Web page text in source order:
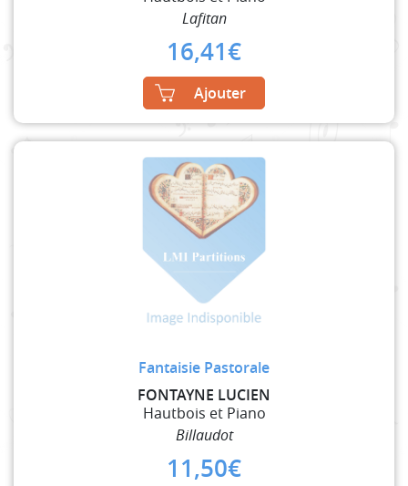
Lafitan
16,41€
Ajouter
Fantaisie Pastorale
FONTAYNE LUCIEN
Hautbois et Piano
Billaudot
11,50€